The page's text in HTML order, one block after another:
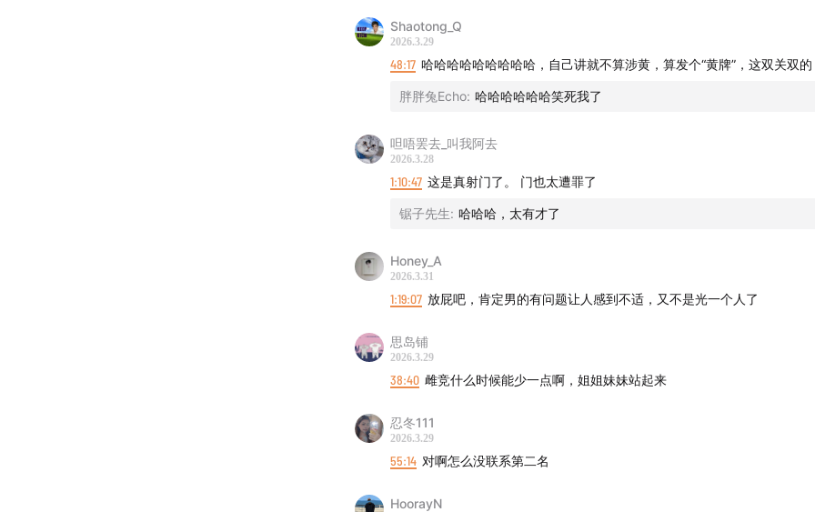
Shaotong_Q
2026.3.29
48:17 哈哈哈哈哈哈哈哈哈，自己讲就不算涉黄，算发个“黄牌”，这双关双
胖胖兔Echo: 哈哈哈哈哈哈笑死我了
呾唔罢去_叫我阿去
2026.3.28
1:10:47 这是真射门了。 门也太遭罪了
锯子先生: 哈哈哈，太有才了
Honey_A
2026.3.31
1:19:07 放屁吧，肯定男的有问题让人感到不适，又不是光一个人了
思岛铺
2026.3.29
38:40 雌竞什么时候能少一点啊，姐姐妹妹站起来
忍冬111
2026.3.29
55:14 对啊怎么没联系第二名
HoorayN